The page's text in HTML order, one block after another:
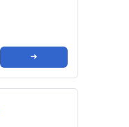
➜